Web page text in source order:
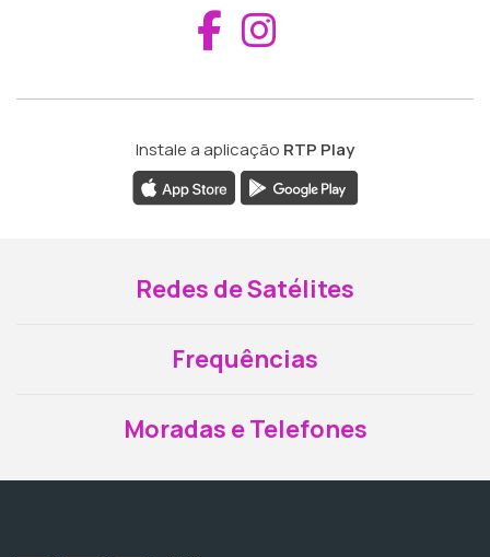
Aceder ao
Instale a aplicação RTP Play
Redes de Satélites
Frequências
Moradas e Telefones